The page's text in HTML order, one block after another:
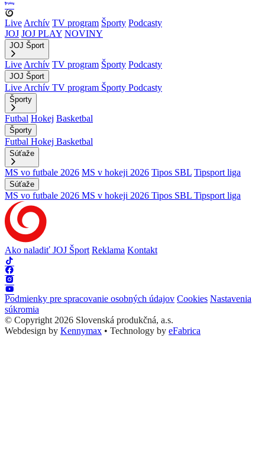
Live Archív TV program Športy Podcasty
JOJ JOJ PLAY NOVINY
JOJ Šport
Live Archív TV program Športy Podcasty
JOJ Šport
Live Archív TV program Športy Podcasty
Športy
Futbal Hokej Basketbal
Športy
Futbal Hokej Basketbal
Súťaže
MS vo futbale 2026 MS v hokeji 2026 Tipos SBL Tipsport liga
Súťaže
MS vo futbale 2026 MS v hokeji 2026 Tipos SBL Tipsport liga
Ako naladiť JOJ Šport Reklama Kontakt
Podmienky pre spracovanie osobných údajov Cookies Nastavenia
súkromia
© Copyright 2026 Slovenská produkčná, a.s.
Webdesign by Kennymax • Technology by eFabrica